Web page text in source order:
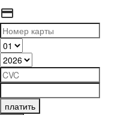
платить